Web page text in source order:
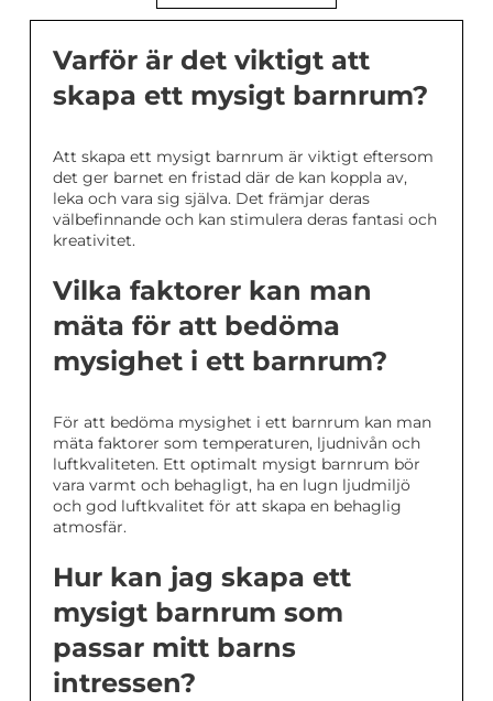
Varför är det viktigt att
skapa ett mysigt barnrum?
Att skapa ett mysigt barnrum är viktigt eftersom
det ger barnet en fristad där de kan koppla av,
leka och vara sig själva. Det främjar deras
välbefinnande och kan stimulera deras fantasi och
kreativitet.
Vilka faktorer kan man
mäta för att bedöma
mysighet i ett barnrum?
För att bedöma mysighet i ett barnrum kan man
mäta faktorer som temperaturen, ljudnivån och
luftkvaliteten. Ett optimalt mysigt barnrum bör
vara varmt och behagligt, ha en lugn ljudmiljö
och god luftkvalitet för att skapa en behaglig
atmosfär.
Hur kan jag skapa ett
mysigt barnrum som
passar mitt barns
intressen?